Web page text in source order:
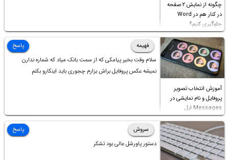
چگونه از نمایش ۲ صفحه
در کنار هم در Word
جلوگیری کنیم؟
آموزش انتخاب تصویر
پروفایل و نام نمایشی در
Messages اپل
فهیمه
سلام وقت بخیر پیامکی که از سمت بانک میاد که شماره ندارن
نمیشه عکس پروفایل براش بزارم چجوری باید اینکارو بکنم
پاسخ
سروش
دستور پاورشل عالی بود تشکر
پاسخ